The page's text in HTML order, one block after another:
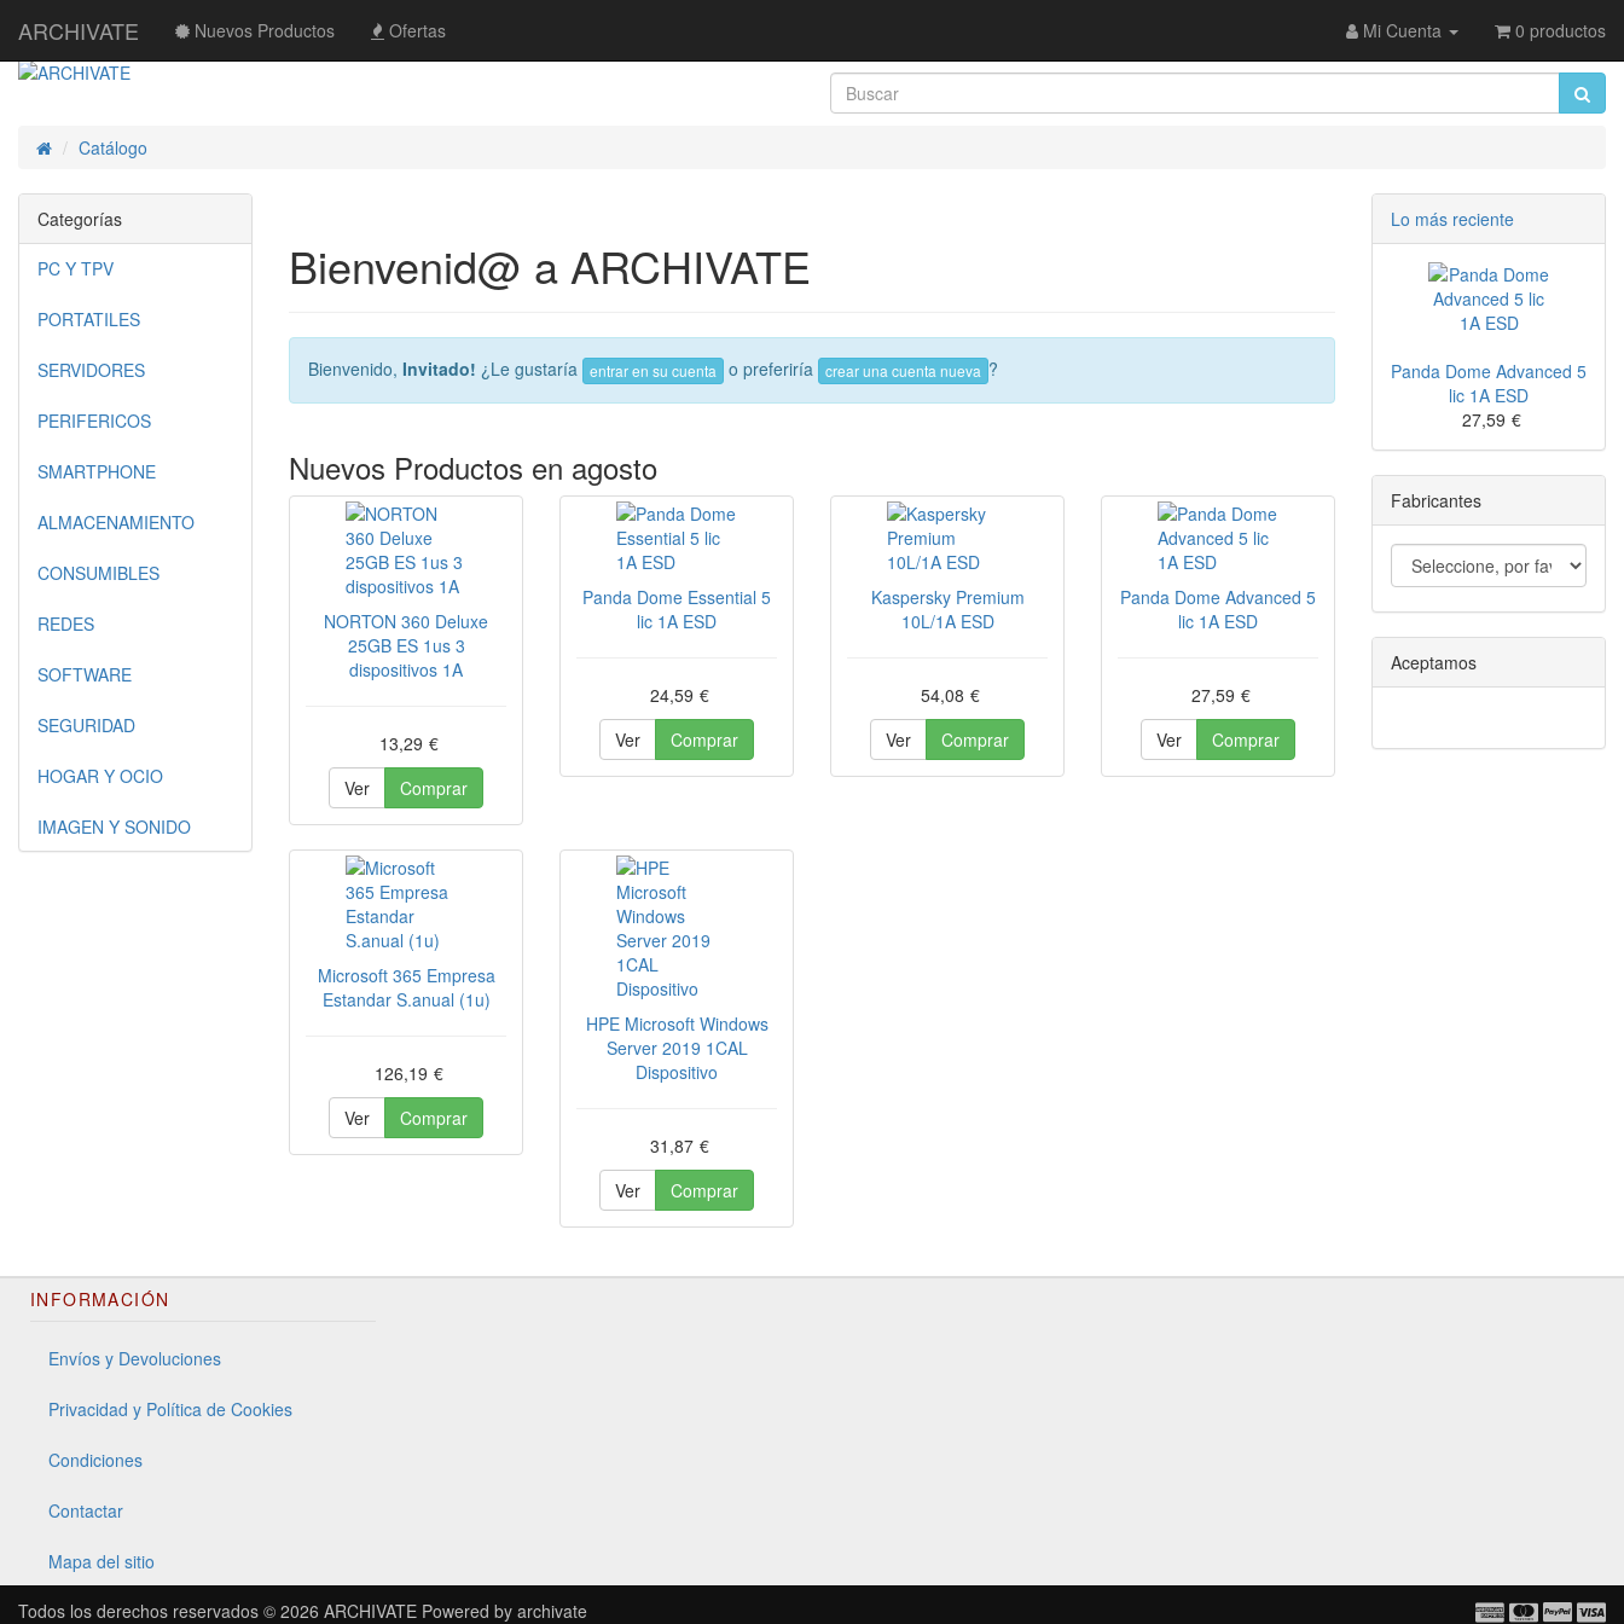
ARCHIVATE Nuevos Productos Ofertas Mi Cuenta 0 productos
InicioCatálogo
Bienvenid@ a ARCHIVATE
Bienvenido, Invitado! ¿Le gustaría entrar en su cuenta o preferiría crear una cuenta nueva ?
Nuevos Productos en agosto
NORTON 360 Deluxe
25GB ES 1us 3
dispositivos 1A
13,29 €
Ver
Comprar
Panda Dome Essential 5
lic 1A ESD
24,59 €
Ver
Comprar
Kaspersky Premium
10L/1A ESD
54,08 €
Ver
Comprar
Panda Dome Advanced 5
lic 1A ESD
27,59 €
Ver
Comprar
Microsoft 365 Empresa
Estandar S.anual (1u)
126,19 €
Ver
Comprar
HPE Microsoft Windows
Server 2019 1CAL
Dispositivo
31,87 €
Ver
Comprar
Categorías
PC Y TPV
PORTATILES
SERVIDORES
PERIFERICOS
SMARTPHONE
ALMACENAMIENTO
CONSUMIBLES
REDES
SOFTWARE
SEGURIDAD
HOGAR Y OCIO
IMAGEN Y SONIDO
Lo más reciente
Panda Dome Advanced 5
lic 1A ESD
27,59 €
Fabricantes
Aceptamos
INFORMACIÓN
Envíos y Devoluciones
Privacidad y Política de Cookies
Condiciones
Contactar
Mapa del sitio
Todos los derechos reservados © 2026 ARCHIVATE Powered by archivate